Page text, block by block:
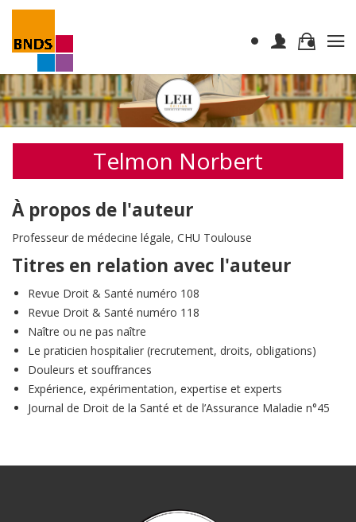
Telmon Norbert
À propos de l'auteur
Professeur de médecine légale, CHU Toulouse
Titres en relation avec l'auteur
Revue Droit & Santé numéro 108
Revue Droit & Santé numéro 118
Naître ou ne pas naître
Le praticien hospitalier (recrutement, droits, obligations)
Douleurs et souffrances
Expérience, expérimentation, expertise et experts
Journal de Droit de la Santé et de l’Assurance Maladie n°45